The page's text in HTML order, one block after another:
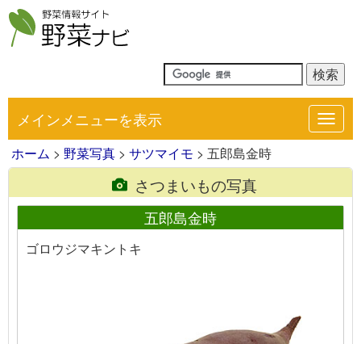
メインメニューを表示
ホーム > 野菜写真 > サツマイモ > 五郎島金時
さつまいもの写真
五郎島金時
ゴロウジマキントキ